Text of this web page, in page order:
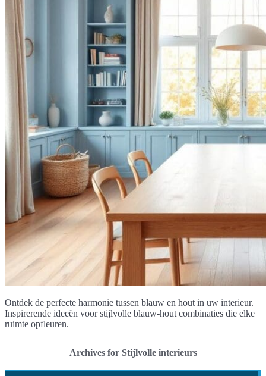
Ontdek de perfecte harmonie tussen blauw en hout in uw interieur.
Inspirerende ideeën voor stijlvolle blauw-hout combinaties die elke
ruimte opfleuren.
Archives for Stijlvolle interieurs